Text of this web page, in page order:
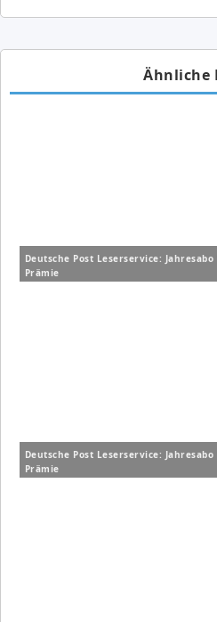
Ähnliche
Deutsche Post Leserservice:
Prämie
Deutsche Post Leserservice:
Prämie